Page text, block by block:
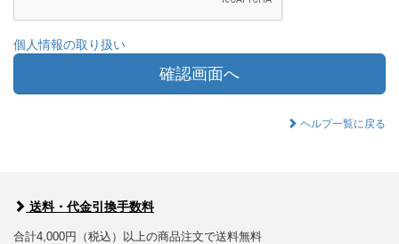
個人情報の取り扱い
確認画面へ
ヘルプ一覧に戻る
送料・代金引換手数料
合計4,000円（税込）以上の商品注文で送料無料